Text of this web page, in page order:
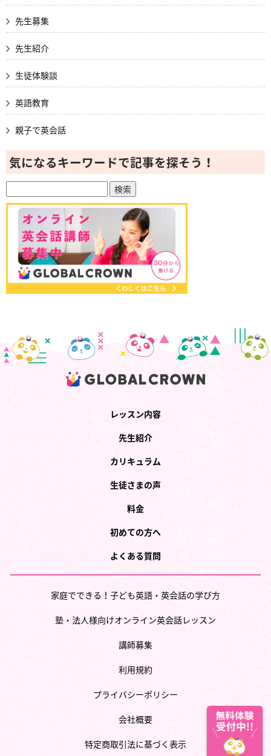
先生募集
先生紹介
生徒体験談
英語教育
親子で英会話
気になるキーワードで記事を探そう！
レッスン内容
先生紹介
カリキュラム
生徒さまの声
料金
初めての方へ
よくある質問
家庭でできる！子ども英語・英会話の学び方
塾・法人様向けオンライン英会話レッスン
講師募集
利用規約
プライバシーポリシー
会社概要
特定商取引法に基づく表示